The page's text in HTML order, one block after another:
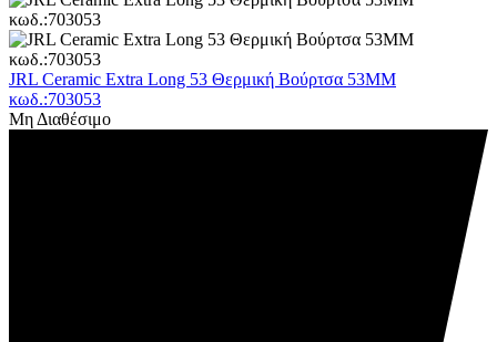
JRL Ceramic Extra Long 53 Θερμική Βούρτσα 53MM
κωδ.:703053
Μη Διαθέσιμο